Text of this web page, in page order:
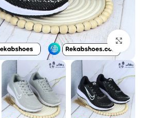
بزرگنمایی تصویر